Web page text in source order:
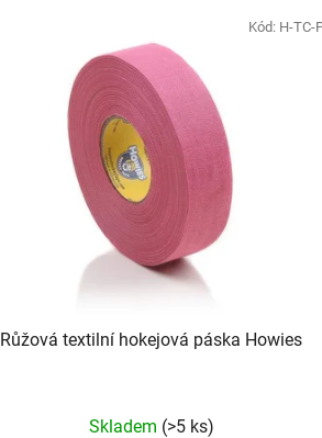
Růžová textilní hokejová páska Howies
Skladem (>5 ks)
Kód: H-TC-